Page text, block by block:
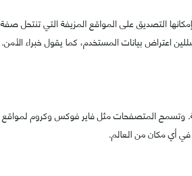
التصديق على المواقع المزيفة التي تنتحل صفة
اعتراض بيانات المستخدم، كما يقول خبراء الأمن.
المتصفحات مثل فاير فوكس وكروم لمواقع
أي مكان من العالم.